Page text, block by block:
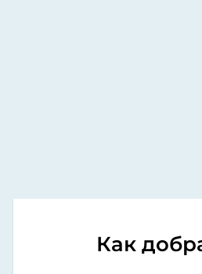
Как